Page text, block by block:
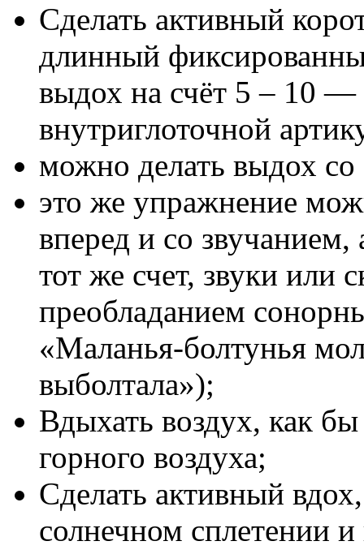
Сделать активный
длинный
выдох на счёт 5 – 10 —
внутриглоточной
можно делать выдох
это же упражнение
вперед и со звучанием,
тот же счет, звуки или
преобладанием
«Маланья-болтунья
выболтала»);
Вдыхать воздух, как бы
горного воздуха;
Сделать активный
солнечном сплетении